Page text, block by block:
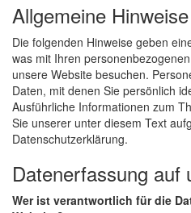
Allgemeine Hinweise
Die folgenden Hinweise geben
was mit Ihren
unsere Website besuchen.
Daten, mit denen Sie persönlich
Ausführliche Informationen zum
Sie unserer unter diesem Text
Datenschutzerklärung.
Datenerfassung auf
Wer ist verantwortlich für die